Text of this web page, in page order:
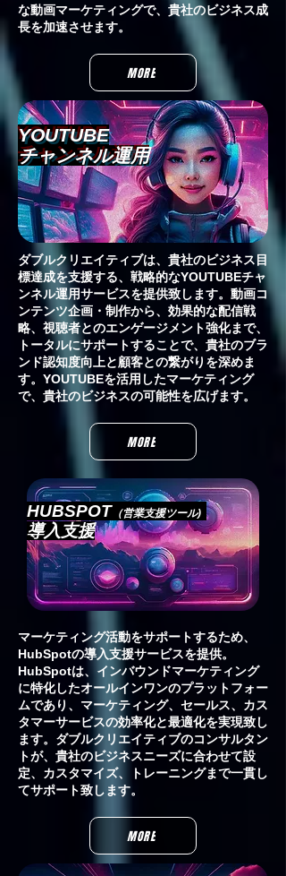
な動画マーケティングで、貴社のビジネス成
長を加速させます。
MORE
YOUTUBE
チャンネル運用
ダブルクリエイティブは、貴社のビジネス目
標達成を支援する、戦略的なYOUTUBEチャ
ンネル運用サービスを提供致します。動画コ
ンテンツ企画・制作から、効果的な配信戦
略、視聴者とのエンゲージメント強化まで、
トータルにサポートすることで、貴社のブラ
ンド認知度向上と顧客との繋がりを深めま
す。YOUTUBEを活用したマーケティング
で、貴社のビジネスの可能性を広げます。
MORE
HUBSPOT （営業支援ツール)
導入支援
マーケティング活動をサポートするため、
HubSpotの導入支援サービスを提供。
HubSpotは、インバウンドマーケティング
に特化したオールインワンのプラットフォー
ムであり、マーケティング、セールス、カス
タマーサービスの効率化と最適化を実現致し
ます。ダブルクリエイティブのコンサルタン
トが、貴社のビジネスニーズに合わせて設
定、カスタマイズ、トレーニングまで一貫し
てサポート致します。
MORE